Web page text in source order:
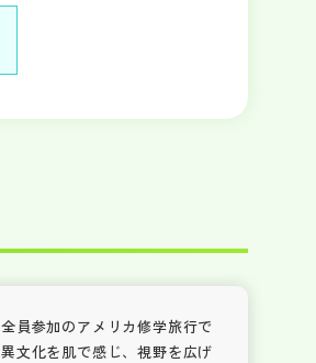
全員参加のアメリカ修学旅行で
異文化を肌で感じ、視野を広げ